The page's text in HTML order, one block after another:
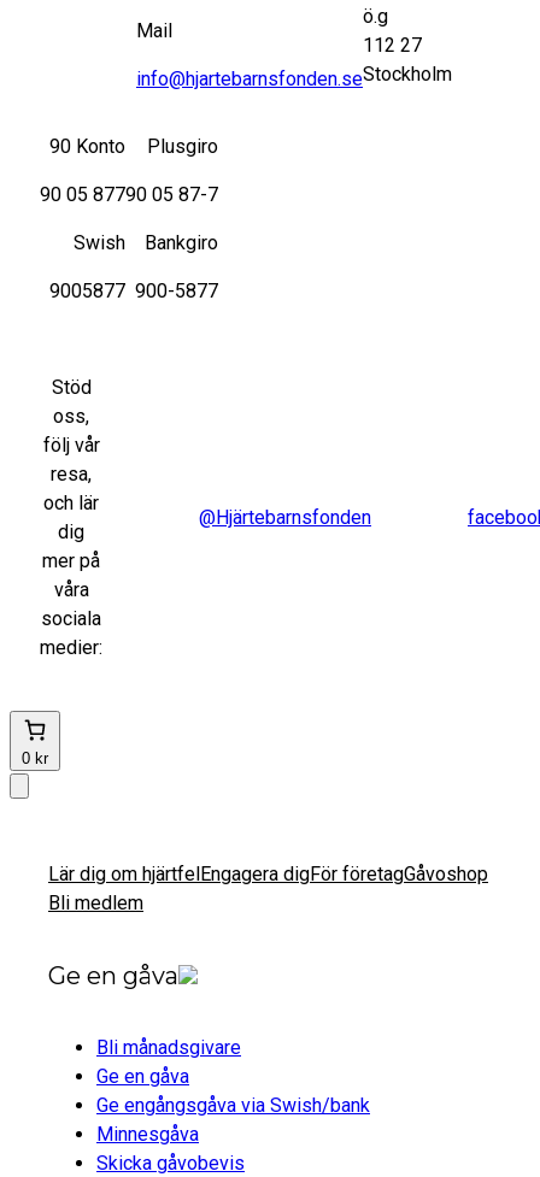
Mail
info@hjartebarnsfonden.se
ö.g
112 27
Stockholm
90 Konto
90 05 877
Swish
9005877
Plusgiro
90 05 87-7
Bankgiro
900-5877
Stöd
oss,
följ vår
resa,
och lär
dig
mer på
våra
sociala
medier:
@Hjärtebarnsfonden
0 kr
Lär dig om hjärtfelEngagera digFör företagGåvoshop
Bli medlem
Ge en gåva
Bli månadsgivare
Ge en gåva
Ge engångsgåva via Swish/bank
Minnesgåva
Skicka gåvobevis